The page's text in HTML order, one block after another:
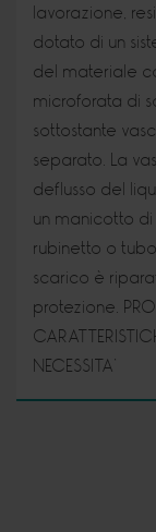
lavorazione,
dotato di un
del materiale
microforata di
sottostante
separato. La
deflusso del
un manicotto
rubinetto o
scarico è
protezione.
NECESSITA’